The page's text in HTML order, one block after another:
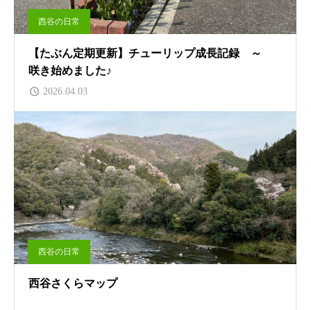
西谷の日常
【たぶん定期更新】チューリップ成長記録 ～
咲き始めました♪
2026.04.03
西谷の日常
西谷さくらマップ